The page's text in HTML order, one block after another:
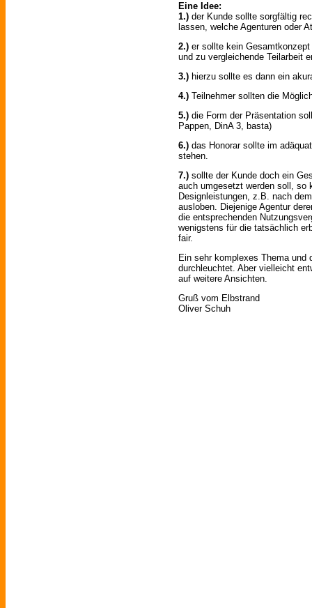
Eine Idee:
1.) der Kunde sollte sorgfältig
lassen, welche Agenturen oder
2.) er sollte kein
und zu vergleichende Teilarbeit
3.) hierzu sollte es dann ein
4.) Teilnehmer sollten die
5.) die Form der Präsentation
Pappen, DinA 3, basta)
6.) das Honorar sollte im
stehen.
7.) sollte der Kunde doch ein
auch umgesetzt werden soll, so
Designleistungen, z.B. nach
ausloben. Diejenige Agentur
die entsprechenden
wenigstens für die tatsächlich
fair.
Ein sehr komplexes Thema und
durchleuchtet. Aber vielleicht
auf weitere Ansichten.
Gruß vom Elbstrand
Oliver Schuh